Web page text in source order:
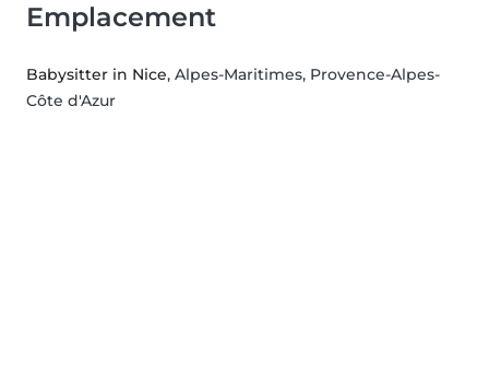
Emplacement
Babysitter in Nice, Alpes-Maritimes, Provence-Alpes-
Côte d'Azur